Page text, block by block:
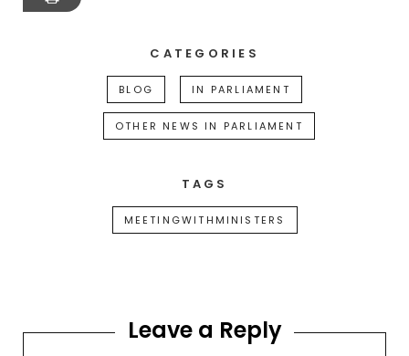
CATEGORIES
BLOG IN PARLIAMENT
OTHER NEWS IN PARLIAMENT
TAGS
MEETINGWITHMINISTERS
Leave a Reply